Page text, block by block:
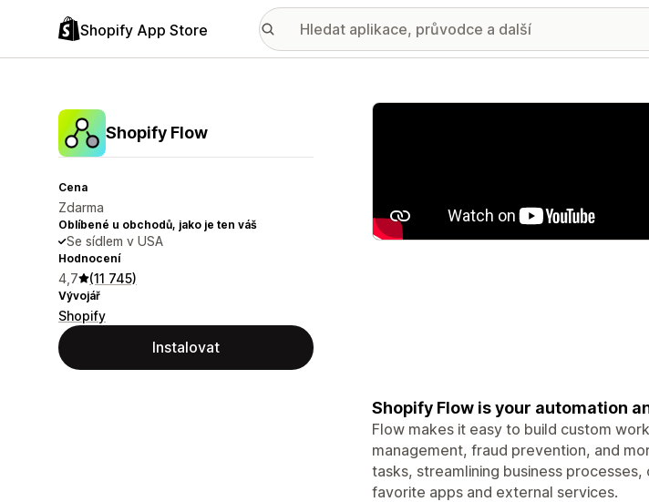
Shopify App Store
Shopify Flow
Cena
Zdarma
Oblíbené u obchodů, jako je ten váš
Se sídlem v USA
Hodnocení
4,7 (11 745)
Vývojář
Shopify
Instalovat
Galerie propagovaných obrázků
Shopify Flow is your automation
Flow makes it easy to build custom
management, fraud prevention, and
tasks, streamlining business
favorite apps and external services.